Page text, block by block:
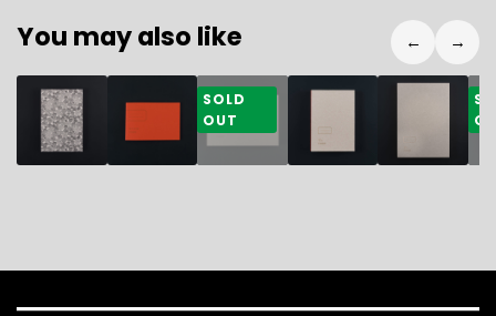
You may also like
35,50 22,80
SOLD
OUT
32,50€
← →